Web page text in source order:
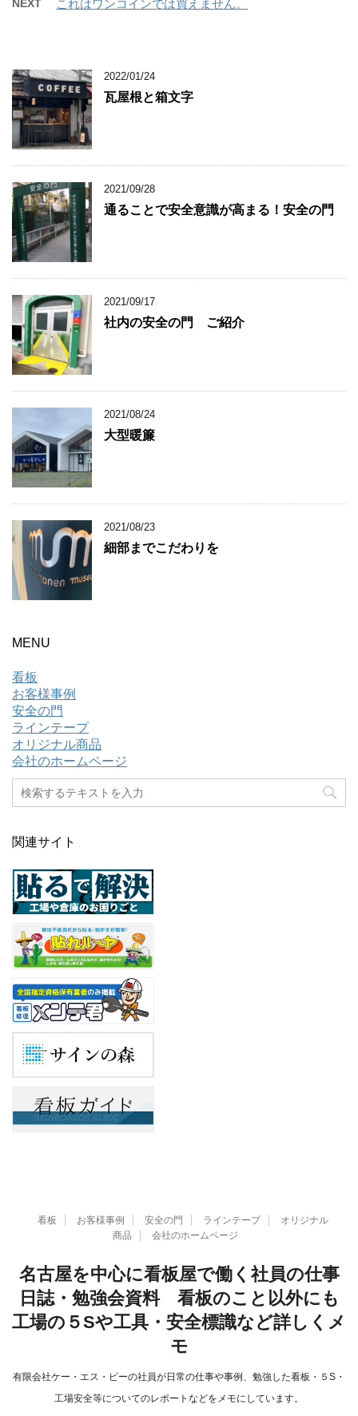
NEXT これはワンコインでは買えません。
2022/01/24
瓦屋根と箱文字
2021/09/28
通ることで安全意識が高まる！安全の門
2021/09/17
社内の安全の門 ご紹介
2021/08/24
大型暖簾
2021/08/23
細部までこだわりを
MENU
看板
お客様事例
安全の門
ラインテープ
オリジナル商品
会社のホームページ
関連サイト
看板 お客様事例 安全の門 ラインテープ
オリジナル
商品
会社のホームページ
名古屋を中心に看板屋で働く社員の仕事
日誌・勉強会資料 看板のこと以外にも
工場の５Sや工具・安全標識など詳しくメ
モ
有限会社ケー・エス・ピーの社員が日常の仕事や事例、勉強した看板・５S・
工場安全等についてのレポートなどをメモにしています。